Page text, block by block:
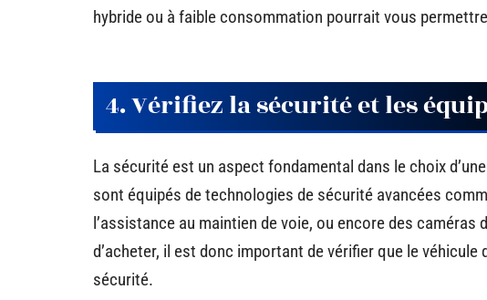
hybride ou à faible consommation pourrait vous
4. Vérifiez la sécurité et les
La sécurité est un aspect fondamental dans le choix
sont équipés de technologies de sécurité avancées
l’assistance au maintien de voie, ou encore des
d’acheter, il est donc important de vérifier que le
sécurité.